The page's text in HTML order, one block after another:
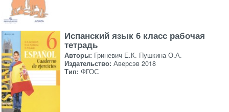
Испанский язык 6 класс рабочая
тетрадь
Авторы: Гриневич Е.К. Пушкина О.А.
Издательство: Аверсэв 2018
Тип: ФГОС